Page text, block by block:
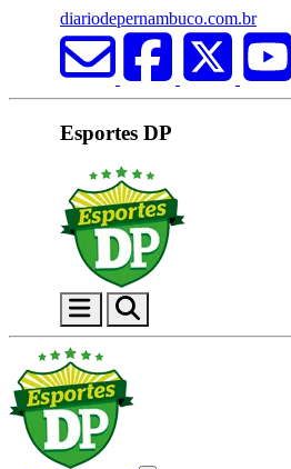
diariodepernambuco.com.br
Esportes DP